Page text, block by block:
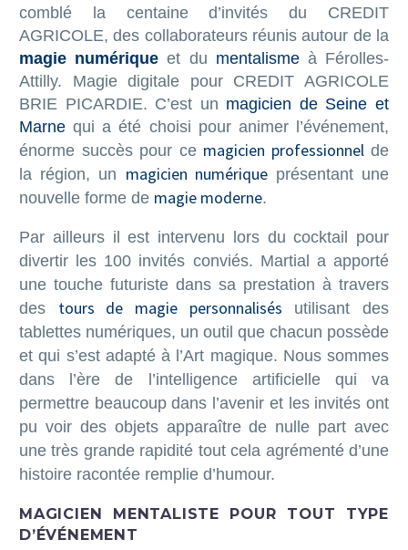
comblé la centaine d’invités du CREDIT
AGRICOLE, des collaborateurs réunis autour de la
magie numérique et du mentalismeà Férolles-
Attilly. Magie digitale pour CREDIT AGRICOLE
BRIE PICARDIE. C’est un magicien de Seine et
Marne qui a été choisi pour animer l’événement,
énorme succès pour ce magicien professionnel de
la région, un magicien numériqueprésentant une
nouvelle forme de magie moderne.
Par ailleurs il est intervenu lors du cocktail pour
divertir les 100 invités conviés. Martial a apporté
une touche futuriste dans sa prestation à travers
des tours de magie personnalisés utilisant des
tablettes numériques, un outil que chacun possède
et qui s’est adapté à l’Art magique. Nous sommes
dans l’ère de l’intelligence artificielle qui va
permettre beaucoup dans l’avenir et les invités ont
pu voir des objets apparaître de nulle part avec
une très grande rapidité tout cela agrémenté d’une
histoire racontée remplie d’humour.
MAGICIEN MENTALISTE POUR TOUT TYPE
D’ÉVÉNEMENT